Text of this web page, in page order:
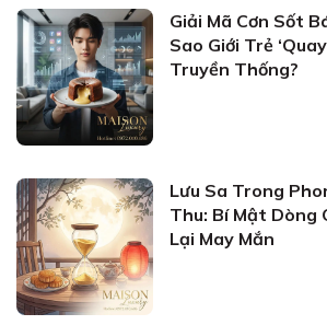
Giải Mã Cơn Sốt
Sao Giới Trẻ
Truyền Thống?
Lưu Sa Trong
Thu: Bí Mật Dòng
Lại May Mắn